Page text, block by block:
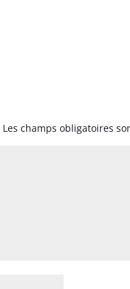
Les champs obligatoires